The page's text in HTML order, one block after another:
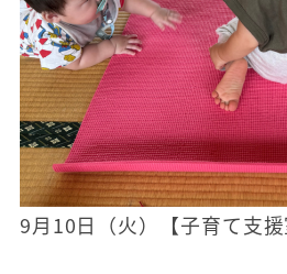
9月10日（火）【子育て支